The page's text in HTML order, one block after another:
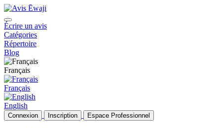
Écrire un avis
Catégories
Répertoire
Blog
Français
Français
English
Connexion Inscription Espace Professionnel